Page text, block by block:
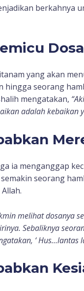
berkahnya
yang akan
hingga seorang
mengatakan,
adalah kebaikan
ia menganggap
seorang
melihat dosanya
Sebaliknya
‘ Hus…lantas